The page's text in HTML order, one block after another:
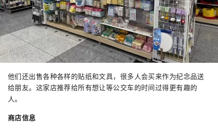
他们还出售各种各样的贴纸和文具，很多人会买来作为纪念品送
给朋友。这家店推荐给所有想让等公交车的时间过得更有趣的
人。
商店信息